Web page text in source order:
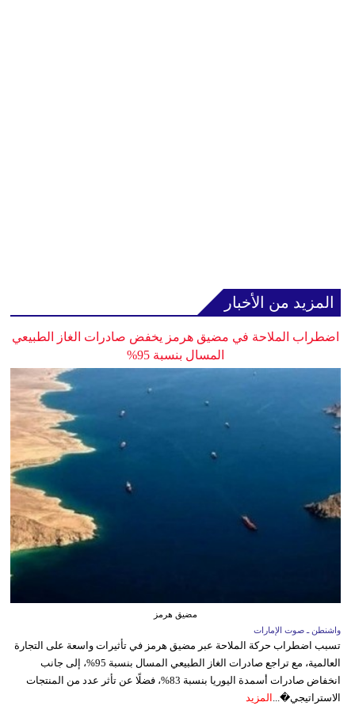
المزيد من الأخبار
اضطراب الملاحة في مضيق هرمز يخفض صادرات الغاز الطبيعي
المسال بنسبة 95%
مضيق هرمز
واشنطن ـ صوت الإمارات
تسبب اضطراب حركة الملاحة عبر مضيق هرمز في تأثيرات واسعة على التجارة
العالمية، مع تراجع صادرات الغاز الطبيعي المسال بنسبة 95%، إلى جانب
انخفاض صادرات أسمدة اليوريا بنسبة 83%، فضلًا عن تأثر عدد من المنتجات
الاستراتيجي�... المزيد